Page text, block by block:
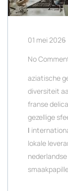
01 mei 2026
No
aziatische
diversiteit
franse
gezellige
|
lokale